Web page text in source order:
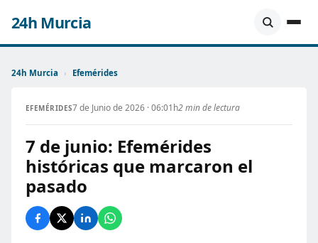
24h Murcia
24h Murcia › Efemérides
EFEMÉRIDES7 de Junio de 2026 · 06:01h2 min de lectura
7 de junio: Efemérides
históricas que marcaron el
pasado